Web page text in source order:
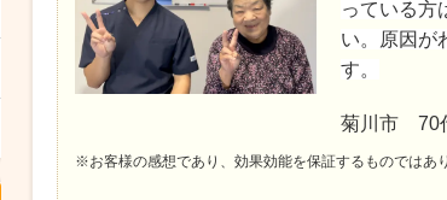
っている方
い。原因が
す。
菊川市 70
※お客様の感想であり、効果効能を保証するものではあ